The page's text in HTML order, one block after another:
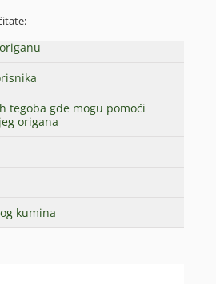
tegoba gde mogu pomoći
origana
kumina